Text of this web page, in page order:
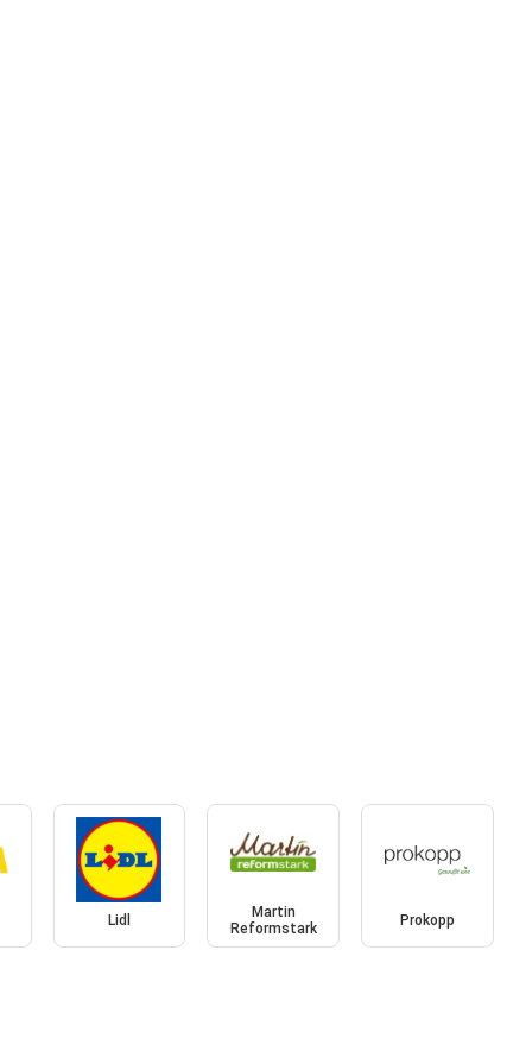
Lidl
Martin
Reformstark
Prokopp